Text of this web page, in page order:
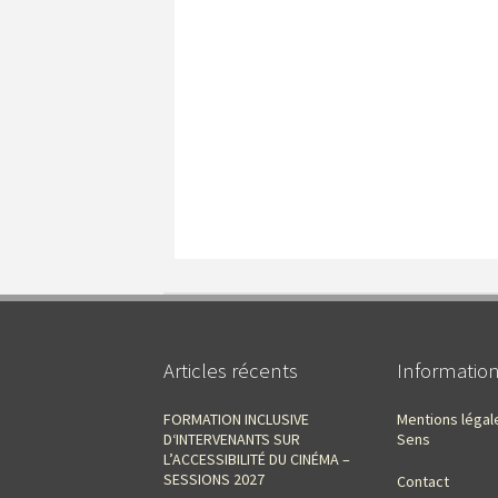
Articles récents
FORMATION INCLUSIVE
D‘INTERVENANTS SUR
L’ACCESSIBILITÉ DU CINÉMA –
SESSIONS 2027
Mentions
Sens
Contact